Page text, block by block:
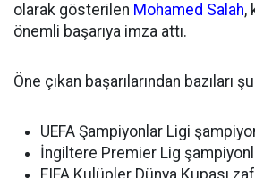
olarak gösterilen Mohamed Salah,
önemli başarıya imza attı.
Öne çıkan başarılarından bazıları
UEFA Şampiyonlar Ligi
İngiltere Premier Lig
FIFA Kulüpler Dünya Kupası